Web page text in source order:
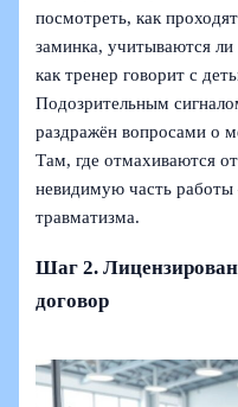
посмотреть, как
заминка, учитываются
как тренер говорит с
Подозрительным
раздражён вопросами о
Там, где отмахиваются
невидимую часть
травматизма.
Шаг 2.
договор